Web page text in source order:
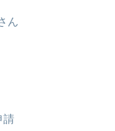
ん
請